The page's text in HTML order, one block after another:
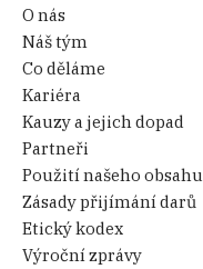
O nás
Náš tým
Co děláme
Kariéra
Kauzy a jejich dopad
Partneři
Použití našeho obsahu
Zásady přijímání darů
Etický kodex
Výroční zprávy